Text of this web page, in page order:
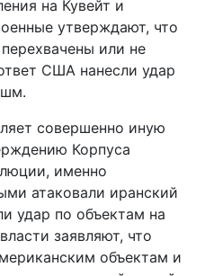
на Кувейт и
утверждают, что
или не
США нанесли удар
совершенно иную
Корпуса
именно
атаковали иранский
удар по объектам на
заявляют, что
объектам и